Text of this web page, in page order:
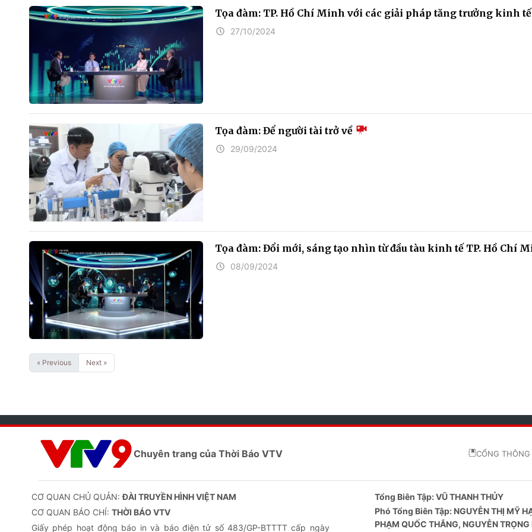
Tọa đàm: TP. Hồ Chí Minh với các giải pháp tăng trưởng kinh tế
27/10/2024
Tọa đàm: Để người tài trở về
29/09/2024
Tọa đàm: Đổi mới, sáng tạo nhìn từ đầu tàu kinh tế TP. Hồ Chí
08/09/2024
« Previous Next »
Chuyên trang của Thời Báo VTV CỔNG
CƠ QUAN CHỦ QUẢN:ĐÀI TRUYỀN HÌNH VIỆT NAM
CƠ QUAN BÁO CHÍ: THỜI BÁO VTV
Giấy phép hoạt động báo in và báo điện tử số 483/GP-BTTTT cấp ngày
Tổng Biên Tập:VŨ THANH THỦY
Phó Tổng Biên Tập: NGUYỄN THỊ MỸ
PHẠM QUỐC THẮNG, NGUYỄN TRỌNG